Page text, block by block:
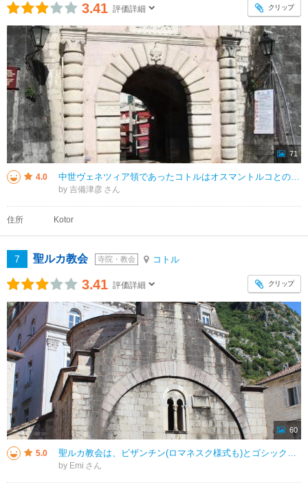
3.41 評価詳細 クリップ
71
4.0 中世ヴェネツィア領であったコトルはオスマントルコとの激しい勢力争いの中で旧市街を城壁で囲んだコトル旧市街への入場門が正門です。正門を潜ると時計台などヴェネツィア様式を特徴付ける建物が目に入ります。正門内にはマリアのレリーフ
by 吉備津彦
住所 Kotor
7 聖ルカ教会 寺院・教会 コトル
3.41 評価詳細 クリップ
60
5.0 聖ルカ教会は、ビザンチン(ロマネスク様式も)とゴシック様式で１１９５年に建てられたモンテネグロで最も古い教会のひとつです。 教会内はフレスコ画で埋め尽くされていたのですが、現在は南側の壁に残るのみです。 聖ルカ教会はセ
by Emi